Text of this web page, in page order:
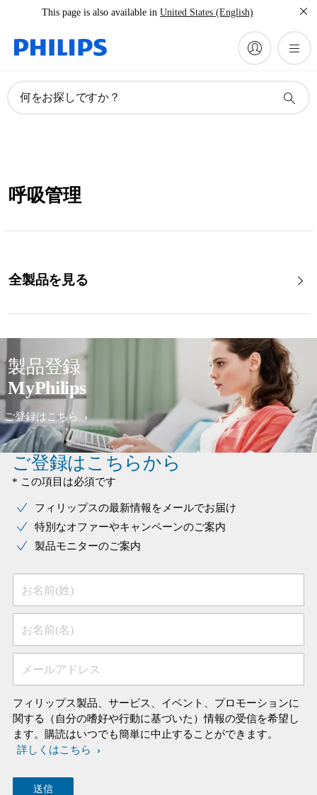
This page is also available in United States (English)
何をお探しですか？
呼吸管理
全製品を見る
製品登録
MyPhilips
ご登録はこちら
ご登録はこちらから
* この項目は必須です
フィリップスの最新情報をメールでお届け
特別なオファーやキャンペーンのご案内
製品モニターのご案内
お名前(姓)
お名前(名)
メールアドレス
フィリップス製品、サービス、イベント、プロモーションに
関する（自分の嗜好や行動に基づいた）情報の受信を希望し
ます。購読はいつでも簡単に中止することができます。
詳しくはこちら